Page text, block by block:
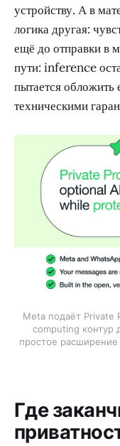
устройству. А в
логика другая:
ещё до отправки в
пути: inference
пытается
техническими
Meta подаёт Private
computing контур
простое
Где